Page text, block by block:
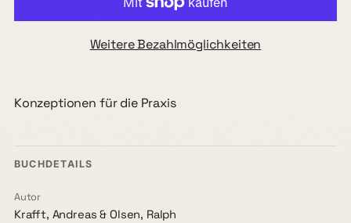
Weitere Bezahlmöglichkeiten
Konzeptionen für die Praxis
BUCHDETAILS
Autor
Krafft, Andreas & Olsen, Ralph